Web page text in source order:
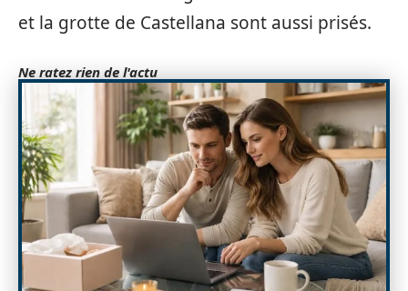
et la grotte de Castellana sont aussi prisés.
Ne ratez rien de l'actu